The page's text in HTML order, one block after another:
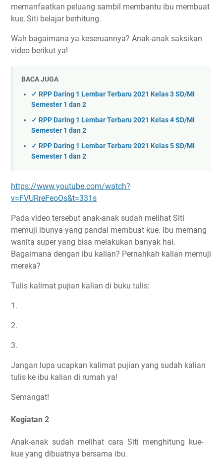
memanfaatkan peluang sambil membantu ibu membuat
kue, Siti belajar berhitung.
Wah bagaimana ya keseruannya? Anak-anak saksikan
video berikut ya!
BACA JUGA
✓ RPP Daring 1 Lembar Terbaru 2021 Kelas 3 SD/MI
Semester 1 dan 2
✓ RPP Daring 1 Lembar Terbaru 2021 Kelas 4 SD/MI
Semester 1 dan 2
✓ RPP Daring 1 Lembar Terbaru 2021 Kelas 5 SD/MI
Semester 1 dan 2
https://www.youtube.com/watch?
v=FVURreFeoOs&t=331s
Pada video tersebut anak-anak sudah melihat Siti
memuji ibunya yang pandai membuat kue. Ibu memang
wanita super yang bisa melakukan banyak hal.
Bagaimana dengan ibu kalian? Pernahkah kalian memuji
mereka?
Tulis kalimat pujian kalian di buku tulis:
1.
2.
3.
Jangan lupa ucapkan kalimat pujian yang sudah kalian
tulis ke ibu kalian di rumah ya!
Semangat!
Kegiatan 2
Anak-anak sudah melihat cara Siti menghitung kue-
kue yang dibuatnya bersama ibu.